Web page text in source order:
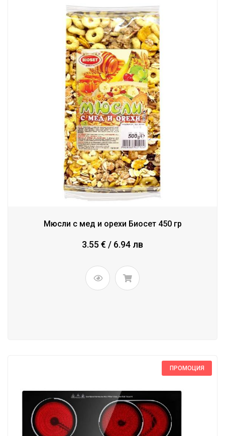
Мюсли с мед и орехи Биосет 450 гр
3.55 € / 6.94 лв
ПРОМОЦИЯ